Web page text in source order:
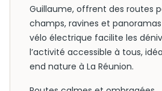
Guillaume, offrent des routes
champs, ravines et panoramas
vélo électrique facilite les
l’activité accessible à tous,
end nature à La Réunion.